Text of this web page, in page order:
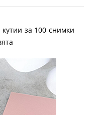
за 100 снимки